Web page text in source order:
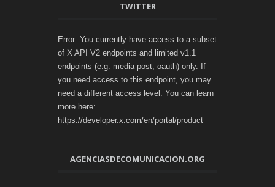
TWITTER
Error: You currently have access to a subset
of X API V2 endpoints and limited v1.1
endpoints (e.g. media post, oauth) only. If
you need access to this endpoint, you may
need a different access level. You can learn
more here:
https://developer.x.com/en/portal/product
AGENCIASDECOMUNICACION.ORG